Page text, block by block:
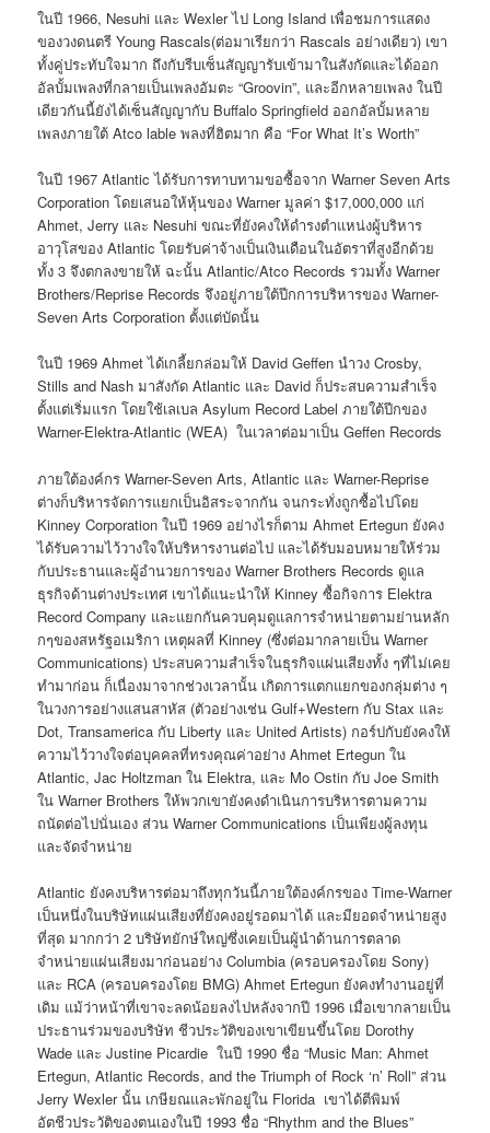
ในปี 1966, Nesuhi และ Wexler ไป Long Island เพื่อชมการแสดง
ของวงดนตรี Young Rascals(ต่อมาเรียกว่า Rascals อย่างเดียว) เขา
ทั้งคู่ประทับใจมาก ถึงกับรีบเซ็นสัญญารับเข้ามาในสังกัดและได้ออก
อัลบั้มเพลงที่กลายเป็นเพลงอัมตะ “Groovin”, และอีกหลายเพลง ในปี
เดียวกันนี้ยังได้เซ็นสัญญากับ Buffalo Springfield ออกอัลบั้มหลาย
เพลงภายใต้ Atco lable พลงที่ฮิตมาก คือ “For What It’s Worth”
ในปี 1967 Atlantic ได้รับการทาบทามขอซื้อจาก Warner Seven Arts
Corporation โดยเสนอให้หุ้นของ Warner มูลค่า $17,000,000 แก่
Ahmet, Jerry และ Nesuhi ขณะที่ยังคงให้ดำรงตำแหน่งผู้บริหาร
อาวุโสของ Atlantic โดยรับค่าจ้างเป็นเงินเดือนในอัตราที่สูงอีกด้วย
ทั้ง 3 จึงตกลงขายให้ ฉะนั้น Atlantic/Atco Records รวมทั้ง Warner
Brothers/Reprise Records จึงอยู่ภายใต้ปีกการบริหารของ Warner-
Seven Arts Corporation ตั้งแต่บัดนั้น
ในปี 1969 Ahmet ได้เกลี้ยกล่อมให้ David Geffen นำวง Crosby,
Stills and Nash มาสังกัด Atlantic และ David ก็ประสบความสำเร็จ
ตั้งแต่เริ่มแรก โดยใช้เลเบล Asylum Record Label ภายใต้ปีกของ
Warner-Elektra-Atlantic (WEA) ในเวลาต่อมาเป็น Geffen Records
ภายใต้องค์กร Warner-Seven Arts, Atlantic และ Warner-Reprise
ต่างก็บริหารจัดการแยกเป็นอิสระจากกัน จนกระทั่งถูกซื้อไปโดย
Kinney Corporation ในปี 1969 อย่างไรก็ตาม Ahmet Ertegun ยังคง
ได้รับความไว้วางใจให้บริหารงานต่อไป และได้รับมอบหมายให้ร่วม
กับประธานและผู้อำนวยการของ Warner Brothers Records ดูแล
ธุรกิจด้านต่างประเทศ เขาได้แนะนำให้ Kinney ซื้อกิจการ Elektra
Record Company และแยกกันควบคุมดูแลการจำหน่ายตามย่านหลัก
กๆของสหรัฐอเมริกา เหตุผลที่ Kinney (ซึ่งต่อมากลายเป็น Warner
Communications) ประสบความสำเร็จในธุรกิจแผ่นเสียงทั้ง ๆที่ไม่เคย
ทำมาก่อน ก็เนื่องมาจากช่วงเวลานั้น เกิดการแตกแยกของกลุ่มต่าง ๆ
ในวงการอย่างแสนสาหัส (ตัวอย่างเช่น Gulf+Western กับ Stax และ
Dot, Transamerica กับ Liberty และ United Artists) กอร์ปกับยังคงให้
ความไว้วางใจต่อบุคคลที่ทรงคุณค่าอย่าง Ahmet Ertegun ใน
Atlantic, Jac Holtzman ใน Elektra, และ Mo Ostin กับ Joe Smith
ใน Warner Brothers ให้พวกเขายังคงดำเนินการบริหารตามความ
ถนัดต่อไปนั่นเอง ส่วน Warner Communications เป็นเพียงผู้ลงทุน
และจัดจำหน่าย
Atlantic ยังคงบริหารต่อมาถึงทุกวันนี้ภายใต้องค์กรของ Time-Warner
เป็นหนึ่งในบริษัทแผ่นเสียงที่ยังคงอยู่รอดมาได้ และมียอดจำหน่ายสูง
ที่สุด มากกว่า 2 บริษัทยักษ์ใหญ่ซึ่งเคยเป็นผู้นำด้านการตลาด
จำหน่ายแผ่นเสียงมาก่อนอย่าง Columbia (ครอบครองโดย Sony)
และ RCA (ครอบครองโดย BMG) Ahmet Ertegun ยังคงทำงานอยู่ที่
เดิม แม้ว่าหน้าที่เขาจะลดน้อยลงไปหลังจากปี 1996 เมื่อเขากลายเป็น
ประธานร่วมของบริษัท ชีวประวัติของเขาเขียนขึ้นโดย Dorothy
Wade และ Justine Picardie ในปี 1990 ชื่อ “Music Man: Ahmet
Ertegun, Atlantic Records, and the Triumph of Rock ‘n’ Roll” ส่วน
Jerry Wexler นั้น เกษียณและพักอยู่ใน Florida เขาได้ตีพิมพ์
อัตชีวประวัติของตนเองในปี 1993 ชื่อ “Rhythm and the Blues”